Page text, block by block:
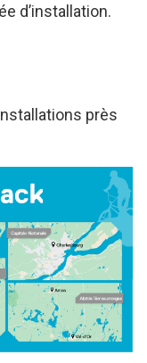
d’installation.
près